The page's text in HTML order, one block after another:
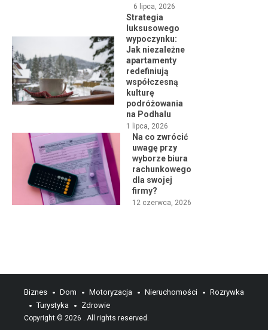
6 lipca, 2026
Strategia
luksusowego
wypoczynku:
Jak niezależne
apartamenty
redefiniują
współczesną
kulturę
podróżowania
na Podhalu
1 lipca, 2026
Na co zwrócić
uwagę przy
wyborze biura
rachunkowego
dla swojej
firmy?
12 czerwca, 2026
Biznes Dom Motoryzacja Nieruchomości
Rozrywka
Turystyka
Zdrowie
Copyright © 2026 . All rights reserved.